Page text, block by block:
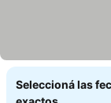
Seleccioná las